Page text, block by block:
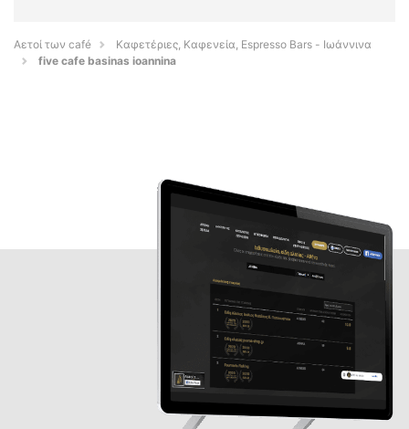
Αετοί των café
Καφετέριες, Καφενεία, Espresso Bars - Ιωάννινα
five cafe basinas ioannina